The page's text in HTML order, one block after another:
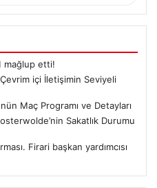
mağlup etti!
içi İletişimin Seviyeli
Maç Programı ve Detayları
Sakatlık Durumu
Firari başkan yardımcısı